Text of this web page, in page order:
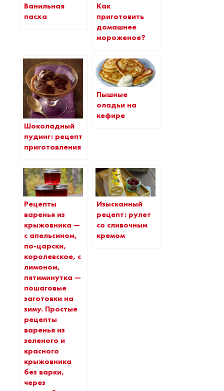
Ванильная
пасха
Как
приготовить
домашнее
мороженое?
Шоколадный
пудинг: рецепт
приготовления
Пышные
оладьи на
кефире
Рецепты
варенья из
крыжовника —
с апельсином,
по-царски,
королевское, с
лимоном,
пятиминутка —
пошаговые
заготовки на
зиму. Простые
рецепты
варенья из
зеленого и
красного
крыжовника
без варки,
через
Изысканный
рецепт: рулет
со сливочным
кремом